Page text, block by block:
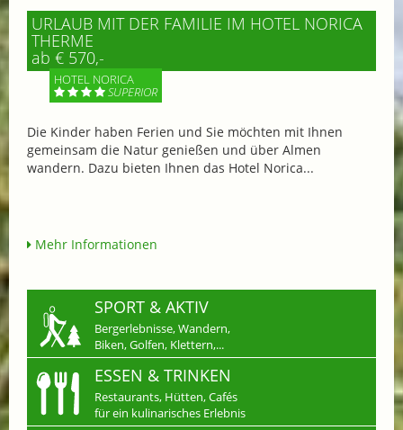
URLAUB MIT DER FAMILIE IM HOTEL NORICA
THERME
ab € 570,-
HOTEL NORICA
SUPERIOR
Die Kinder haben Ferien und Sie möchten mit Ihnen
gemeinsam die Natur genießen und über Almen
wandern. Dazu bieten Ihnen das Hotel Norica...
Mehr Informationen
SPORT & AKTIV
Bergerlebnisse, Wandern,
Biken, Golfen, Klettern,...
ESSEN & TRINKEN
Restaurants, Hütten, Cafés
für ein kulinarisches Erlebnis